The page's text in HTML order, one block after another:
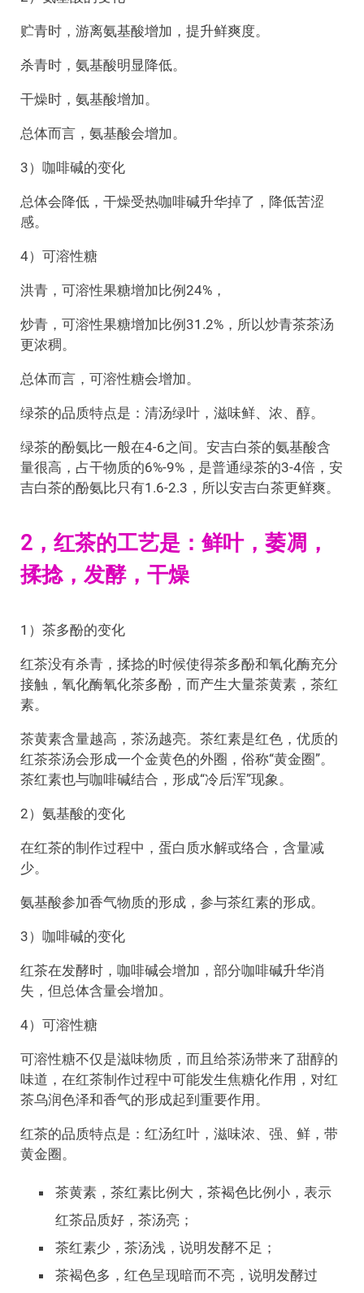
贮青时，游离氨基酸增加，提升鲜爽度。
杀青时，氨基酸明显降低。
干燥时，氨基酸增加。
总体而言，氨基酸会增加。
3）咖啡碱的变化
总体会降低，干燥受热咖啡碱升华掉了，降低苦涩
感。
4）可溶性糖
洪青，可溶性果糖增加比例24%，
炒青，可溶性果糖增加比例31.2%，所以炒青茶茶汤
更浓稠。
总体而言，可溶性糖会增加。
绿茶的品质特点是：清汤绿叶，滋味鲜、浓、醇。
绿茶的酚氨比一般在4-6之间。安吉白茶的氨基酸含
量很高，占干物质的6%-9%，是普通绿茶的3-4倍，安
吉白茶的酚氨比只有1.6-2.3，所以安吉白茶更鲜爽。
2，红茶的工艺是：鲜叶，萎凋，
揉捻，发酵，干燥
1）茶多酚的变化
红茶没有杀青，揉捻的时候使得茶多酚和氧化酶充分
接触，氧化酶氧化茶多酚，而产生大量茶黄素，茶红
素。
茶黄素含量越高，茶汤越亮。茶红素是红色，优质的
红茶茶汤会形成一个金黄色的外圈，俗称“黄金圈”。
茶红素也与咖啡碱结合，形成“冷后浑”现象。
2）氨基酸的变化
在红茶的制作过程中，蛋白质水解或络合，含量减
少。
氨基酸参加香气物质的形成，参与茶红素的形成。
3）咖啡碱的变化
红茶在发酵时，咖啡碱会增加，部分咖啡碱升华消
失，但总体含量会增加。
4）可溶性糖
可溶性糖不仅是滋味物质，而且给茶汤带来了甜醇的
味道，在红茶制作过程中可能发生焦糖化作用，对红
茶乌润色泽和香气的形成起到重要作用。
红茶的品质特点是：红汤红叶，滋味浓、强、鲜，带
黄金圈。
茶黄素，茶红素比例大，茶褐色比例小，表示
红茶品质好，茶汤亮；
茶红素少，茶汤浅，说明发酵不足；
茶褐色多，红色呈现暗而不亮，说明发酵过